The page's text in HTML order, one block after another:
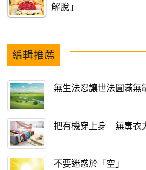
解脫」
編輯推薦
無生法忍讓世法圓滿無
把有機穿上身 無毒衣
不要迷惑於「空」